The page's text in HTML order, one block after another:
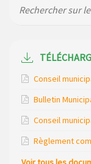
du mois de avril
bungalows
Réunion
Campagne de
2026
Conseil
Bulletin
Conseil
Règlement